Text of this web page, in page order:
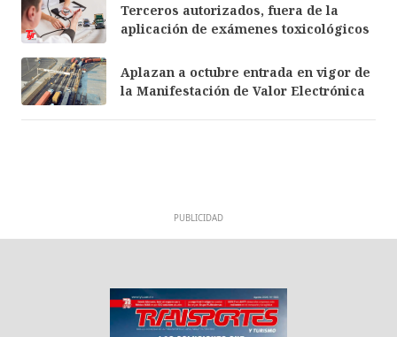
Terceros autorizados, fuera de la
aplicación de exámenes toxicológicos
Aplazan a octubre entrada en vigor de
la Manifestación de Valor Electrónica
PUBLICIDAD